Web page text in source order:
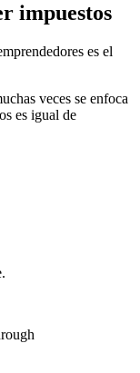
impuestos
es el
veces se enfoca
es igual de